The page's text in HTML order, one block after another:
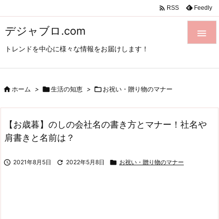
デジャブロ.com
トレンドを中心に様々な情報をお届けします！

 RSS Feedly
ホーム > 生活の知恵 > お祝い・贈り物のマナー
【お歳暮】のしの会社名の書き方とマナー！社名や
肩書きと名前は？
 2021年8月5日  2022年5月8日  お祝い・贈り物のマナー